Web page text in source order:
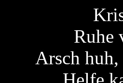
Ruhe
Arsch huh,